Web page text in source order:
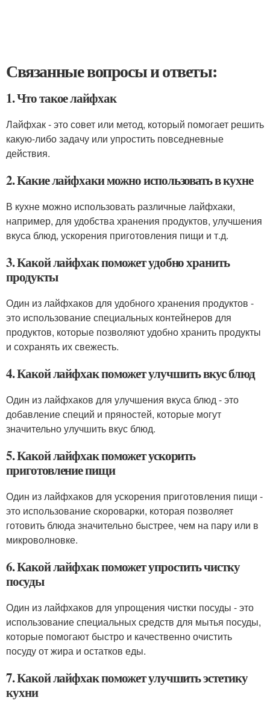
Связанные вопросы и ответы:
1. Что такое лайфхак
Лайфхак - это совет или метод, который помогает решить
какую-либо задачу или упростить повседневные
действия.
2. Какие лайфхаки можно использовать в кухне
В кухне можно использовать различные лайфхаки,
например, для удобства хранения продуктов, улучшения
вкуса блюд, ускорения приготовления пищи и т.д.
3. Какой лайфхак поможет удобно хранить
продукты
Один из лайфхаков для удобного хранения продуктов -
это использование специальных контейнеров для
продуктов, которые позволяют удобно хранить продукты
и сохранять их свежесть.
4. Какой лайфхак поможет улучшить вкус блюд
Один из лайфхаков для улучшения вкуса блюд - это
добавление специй и пряностей, которые могут
значительно улучшить вкус блюд.
5. Какой лайфхак поможет ускорить
приготовление пищи
Один из лайфхаков для ускорения приготовления пищи -
это использование скороварки, которая позволяет
готовить блюда значительно быстрее, чем на пару или в
микроволновке.
6. Какой лайфхак поможет упростить чистку
посуды
Один из лайфхаков для упрощения чистки посуды - это
использование специальных средств для мытья посуды,
которые помогают быстро и качественно очистить
посуду от жира и остатков еды.
7. Какой лайфхак поможет улучшить эстетику
кухни